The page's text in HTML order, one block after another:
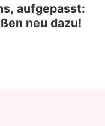
aufgepasst:
neu dazu!